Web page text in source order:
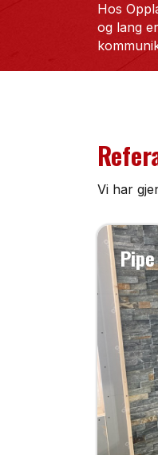
Hos
og lang
Vi har